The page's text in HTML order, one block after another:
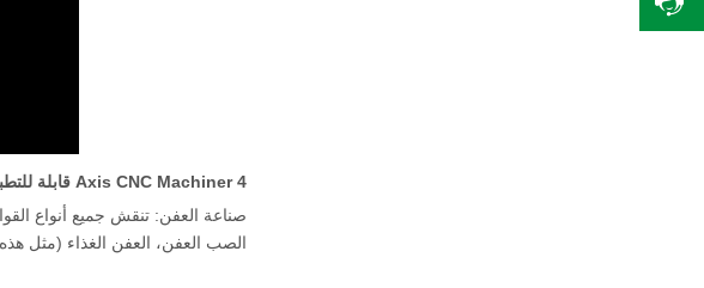
4 Axis CNC Machiner قابلة للتطبيق الصناعات:
صناعة العفن: تنقش جميع أنواع
الصب العفن، العفن الغذاء (مثل